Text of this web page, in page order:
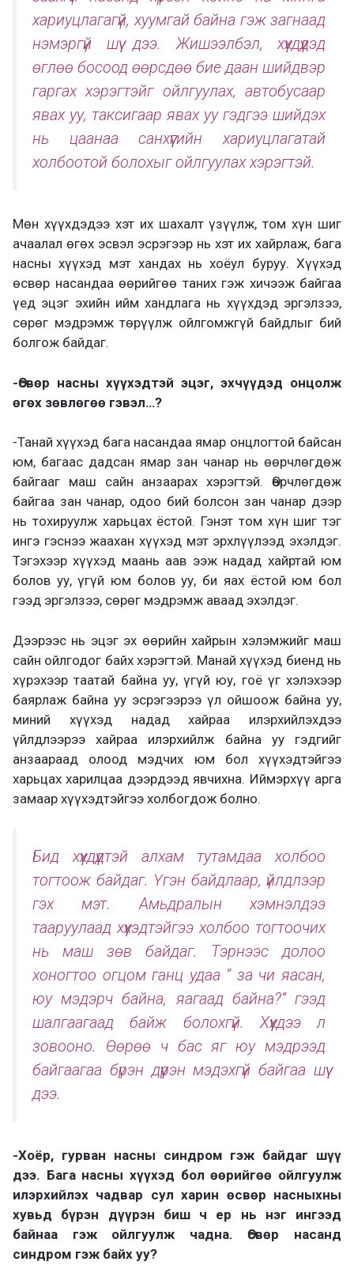
хариуцлагагүй, хуумгай байна гэж загнаад
нэмэргүй шүү дээ. Жишээлбэл, хүүхдүүдэд
өглөө босоод өөрсдөө бие даан шийдвэр
гаргах хэрэгтэйг ойлгуулах, автобусаар
явах уу, таксигаар явах уу гэдгээ шийдэх
нь цаанаа санхүүгийн хариуцлагатай
холбоотой болохыг ойлгуулах хэрэгтэй.
Мөн хүүхдэдээ хэт их шахалт үзүүлж, том хүн шиг
ачаалал өгөх эсвэл эсрэгээр нь хэт их хайрлаж, бага
насны хүүхэд мэт хандах нь хоёул буруу. Хүүхэд
өсвөр насандаа өөрийгөө таних гэж хичээж байгаа
үед эцэг эхийн ийм хандлага нь хүүхдэд эргэлзээ,
сөрөг мэдрэмж төрүүлж ойлгомжгүй байдлыг бий
болгож байдаг.
-Өсвөр насны хүүхэдтэй эцэг, эхчүүдэд онцолж
өгөх зөвлөгөө гэвэл…?
-Танай хүүхэд бага насандаа ямар онцлогтой байсан
юм, багаас дадсан ямар зан чанар нь өөрчлөгдөж
байгааг маш сайн анзаарах хэрэгтэй. Өөрчлөгдөж
байгаа зан чанар, одоо бий болсон зан чанар дээр
нь тохируулж харьцах ёстой. Гэнэт том хүн шиг тэг
ингэ гэснээ жаахан хүүхэд мэт эрхлүүлээд эхэлдэг.
Тэгэхээр хүүхэд маань аав ээж надад хайртай юм
болов уу, үгүй юм болов уу, би яах ёстой юм бол
гээд эргэлзээ, сөрөг мэдрэмж аваад эхэлдэг.
Дээрээс нь эцэг эх өөрийн хайрын хэлэмжийг маш
сайн ойлгодог байх хэрэгтэй. Манай хүүхэд биенд нь
хүрэхээр таатай байна уу, үгүй юу, гоё үг хэлэхээр
баярлаж байна уу эсрэгээрээ үл ойшоож байна уу,
миний хүүхэд надад хайраа илэрхийлэхдээ
үйлдлээрээ хайраа илэрхийлж байна уу гэдгийг
анзаараад олоод мэдчих юм бол хүүхэдтэйгээ
харьцах харилцаа дээрдээд явчихна. Иймэрхүү арга
замаар хүүхэдтэйгээ холбогдож болно.
Бид хүүхдүүдтэй алхам тутамдаа холбоо
тогтоож байдаг. Үгэн байдлаар, үйлдлээр
гэх мэт. Амьдралын хэмнэлдээ
тааруулаад хүүхэдтэйгээ холбоо тогтоочих
нь маш зөв байдаг. Тэрнээс долоо
хоногтоо огцом ганц удаа “ за чи яасан,
юу мэдэрч байна, яагаад байна?” гээд
шалгаагаад байж болохгүй. Хүүхдээ л
зовооно. Өөрөө ч бас яг юу мэдрээд
байгаагаа бүрэн дүүрэн мэдэхгүй байгаа шүү
дээ.
-Хоёр, гурван насны синдром гэж байдаг шүү
дээ. Бага насны хүүхэд бол өөрийгөө ойлгуулж
илэрхийлэх чадвар сул харин өсвөр насныхны
хувьд бүрэн дүүрэн биш ч ер нь нэг ингээд
байнаа гэж ойлгуулж чадна. Өсвөр насанд
синдром гэж байх уу?